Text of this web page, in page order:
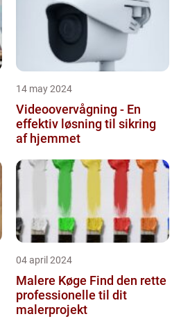
14 may 2024
Videoovervågning - En
effektiv løsning til sikring
af hjemmet
04 april 2024
Malere Køge Find den rette
professionelle til dit
malerprojekt